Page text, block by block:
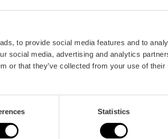
to provide social media features and to
social media, advertising and analytics
or that they’ve collected from your use of
Statistics